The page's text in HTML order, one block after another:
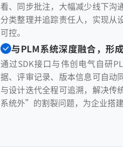
看、同步批注，大幅减少线下沟
分类整理并追踪责任人，实现从
可控。
与PLM系统深度融合，形
通过SDK接口与伟创电气自研
据、评审记录、版本信息可自动
与设计迭代全程可追溯，解决
系统外”的割裂问题，为企业搭